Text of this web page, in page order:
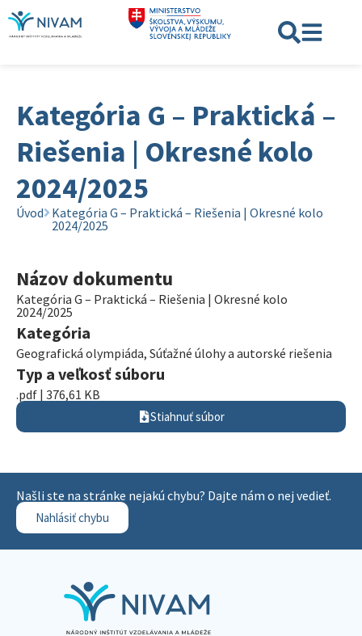
Kategória G – Praktická –
Riešenia | Okresné kolo
2024/2025
Úvod Kategória G – Praktická – Riešenia | Okresné kolo
2024/2025
Názov dokumentu
Kategória G – Praktická – Riešenia | Okresné kolo
2024/2025
Kategória
Geografická olympiáda, Súťažné úlohy a autorské riešenia
Typ a veľkosť súboru
.pdf | 376,61 KB
Stiahnuť súbor
Našli ste na stránke nejakú chybu? Dajte nám o nej vedieť.
Nahlásiť chybu